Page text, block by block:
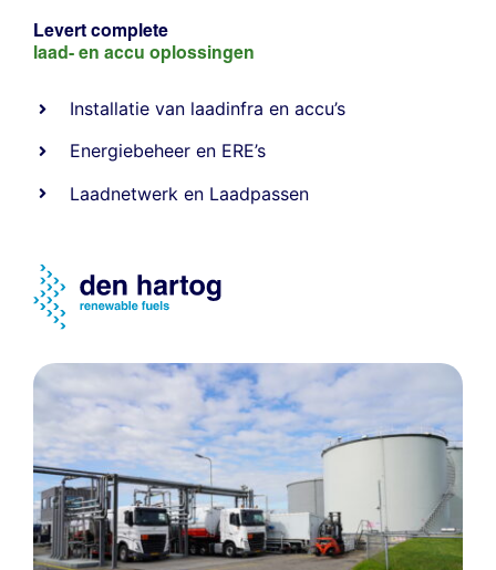
Levert complete
laad- en accu oplossingen
Installatie van laadinfra en accu’s
Energiebeheer en ERE’s
Laadnetwerk en Laadpassen